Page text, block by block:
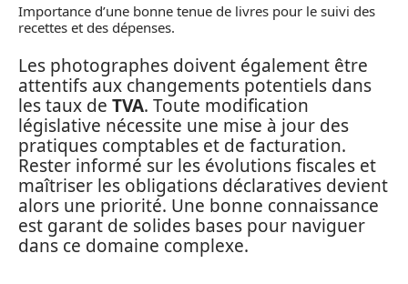
Importance d’une bonne tenue de livres pour le suivi des
recettes et des dépenses.
Les photographes doivent également être
attentifs aux changements potentiels dans
les taux de TVA. Toute modification
législative nécessite une mise à jour des
pratiques comptables et de facturation.
Rester informé sur les évolutions fiscales et
maîtriser les obligations déclaratives devient
alors une priorité. Une bonne connaissance
est garant de solides bases pour naviguer
dans ce domaine complexe.